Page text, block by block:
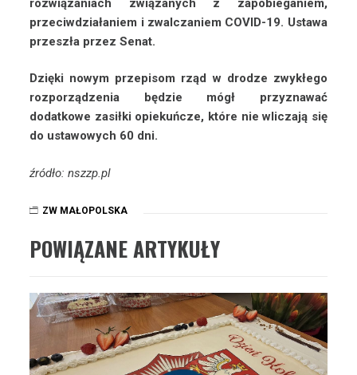
rozwiązaniach związanych z zapobieganiem,
przeciwdziałaniem i zwalczaniem COVID-19. Ustawa
przeszła przez Senat.
Dzięki nowym przepisom rząd w drodze zwykłego
rozporządzenia będzie mógł przyznawać
dodatkowe zasiłki opiekuńcze, które nie wliczają się
do ustawowych 60 dni.
źródło: nszzp.pl
ZW MAŁOPOLSKA
POWIĄZANE ARTYKUŁY